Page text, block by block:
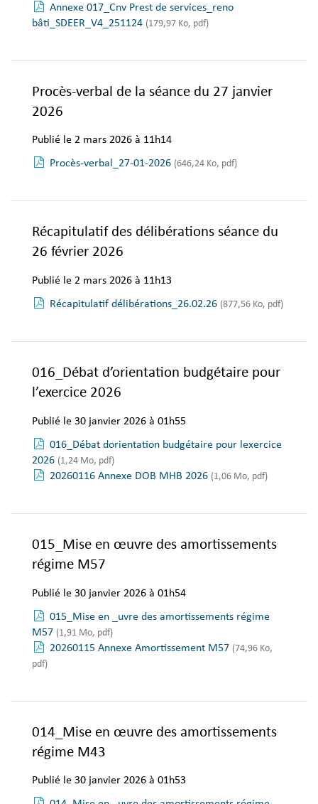
Annexe 017_Cnv Prest de services_reno
bâti_SDEER_V4_251124 (179,97 Ko, pdf)
Procès-verbal de la séance du 27 janvier
2026
Publié le 2 mars 2026 à 11h14
Procès-verbal_27-01-2026 (646,24 Ko, pdf)
Récapitulatif des délibérations séance du
26 février 2026
Publié le 2 mars 2026 à 11h13
Récapitulatif délibérations_26.02.26 (877,56 Ko, pdf)
016_Débat d’orientation budgétaire pour
l’exercice 2026
Publié le 30 janvier 2026 à 01h55
016_Débat dorientation budgétaire pour lexercice
2026 (1,24 Mo, pdf)
20260116 Annexe DOB MHB 2026 (1,06 Mo, pdf)
015_Mise en œuvre des amortissements
régime M57
Publié le 30 janvier 2026 à 01h54
015_Mise en _uvre des amortissements régime
M57 (1,91 Mo, pdf)
20260115 Annexe Amortissement M57 (74,96 Ko,
pdf)
014_Mise en œuvre des amortissements
régime M43
Publié le 30 janvier 2026 à 01h53